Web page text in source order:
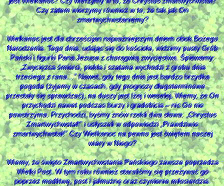
Czy zatem wierzymy również w to, że tak jak On
zmartwychwstaniemy?
Wielkanoc jest dla chrześcijan najważniejszym dniem obok Bożego
Narodzenia. Tego dnia, udając się do kościoła, widzimy pusty Grób
Pański i figurki Pana Jezusa z chorągwią zwycięstwa. Śpiewamy:
„Zwycięzca śmierci, piekła i szatana wychodzi z grobu dnia
trzeciego z rana…” Nawet, gdy tego dnia jest bardzo brzydka
pogoda (żyjemy w czasach, gdy prognozy długoterminowe
przestały się sprawdzać), na duszy jest lżej i weselej. Wiemy, że On
przychodzi nawet podczas burzy i gradobicia – nic Go nie
powstrzyma. Przychodzi, byśmy znów rzekli dwa słowa: „Chrystus
Zmartwychwstał!” i usłyszeli w odpowiedzi „Prawdziwie
zmartwychwstał!” Czy Wielkanoc na pewno jest świętem naszej
wiary w Niego?
Wiemy, że święto Zmartwychwstania Pańskiego zawsze poprzedza
Wielki Post. W tym roku również staraliśmy się przeżywać go
poprzez modlitwę, post i jałmużnę oraz czynienie miłosierdzia.